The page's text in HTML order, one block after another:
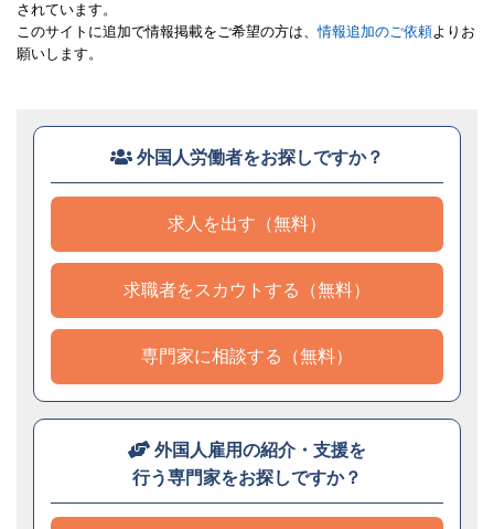
されています。
このサイトに追加で情報掲載をご希望の方は、情報追加のご依頼よりお
願いします。
外国人労働者をお探しですか？
求人を出す（無料）
求職者をスカウトする（無料）
専門家に相談する（無料）
外国人雇用の紹介・支援を
行う専門家をお探しですか？